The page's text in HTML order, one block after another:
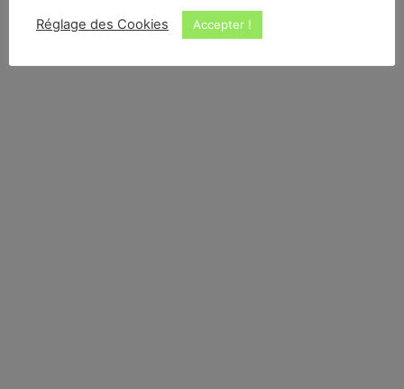
Réglage des Cookies Accepter !